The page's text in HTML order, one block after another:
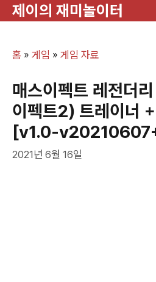
제이의 재미놀이터
홈 » 게임 » 게임 자료
매스이펙트 레전더
이펙트2) 트레이너
[v1.0-
2021년 6월 16일